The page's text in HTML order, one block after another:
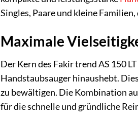
Singles, Paare und kleine
Maximale
Der Kern des Fakir trend AS 150
Handstaubsauger hinaushebt.
zu bewältigen. Die Kombination
für die schnelle und gründliche